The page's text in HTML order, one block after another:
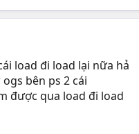
load đi load lại nữa hả
bên ps 2 cái
được qua load đi load